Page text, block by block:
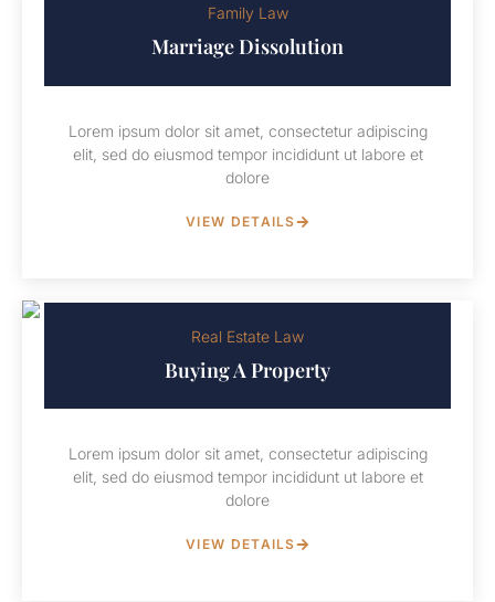
Family Law
Marriage Dissolution
Lorem ipsum dolor sit amet, consectetur adipiscing
elit, sed do eiusmod tempor incididunt ut labore et
dolore
VIEW DETAILS
Real Estate Law
Buying A Property
Lorem ipsum dolor sit amet, consectetur adipiscing
elit, sed do eiusmod tempor incididunt ut labore et
dolore
VIEW DETAILS